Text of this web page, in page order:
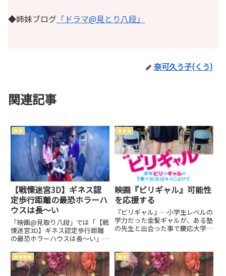
◆姉妹ブログ 「ドラマ@見とり八段」
奈可久う子(くう)
関連記事
★★
【戦慄迷宮3D】ギネス認
定歩行距離の最恐ホラーハ
ウスは長～い
「映画@見取り八段」では「【戦
慄迷宮3D】ギネス認定歩行距離
の最恐ホラーハウスは長～い」の
ストなどの情報をお届けしていま
す。劇場上映中作品のネタバレ感
想は別枠で表記。
★★★
映画『ビリギャル』可能性
を応援する
『ビリギャル』…小学生レベルの
学力だった金髪ギャルが、ある塾
の先生と出会った事で慶応大学へ
架純、伊藤淳史、野村周平、大内
田悠平、奥田こころ…
★★★★ ★★